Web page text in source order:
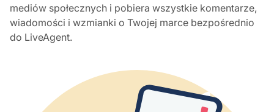
mediów społecznych i pobiera wszystkie komentarze,
wiadomości i wzmianki o Twojej marce bezpośrednio
do LiveAgent.